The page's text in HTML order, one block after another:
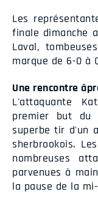
Les
finale dimanche
Laval,
marque de 6-0 à
Une rencontre
L'attaquante
premier but
superbe tir d'un
sherbrookois.
nombreuses
parvenues à
la pause de la